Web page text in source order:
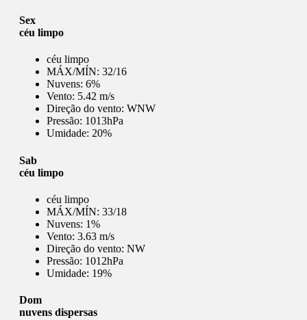
Sex
céu limpo
céu limpo
MÁX/MÍN: 32/16
Nuvens: 6%
Vento: 5.42 m/s
Direção do vento: WNW
Pressão: 1013hPa
Umidade: 20%
Sab
céu limpo
céu limpo
MÁX/MÍN: 33/18
Nuvens: 1%
Vento: 3.63 m/s
Direção do vento: NW
Pressão: 1012hPa
Umidade: 19%
Dom
nuvens dispersas